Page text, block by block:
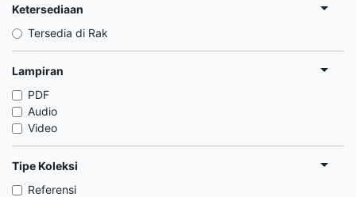
Ketersediaan
Tersedia di Rak
Lampiran
PDF
Audio
Video
Tipe Koleksi
Referensi